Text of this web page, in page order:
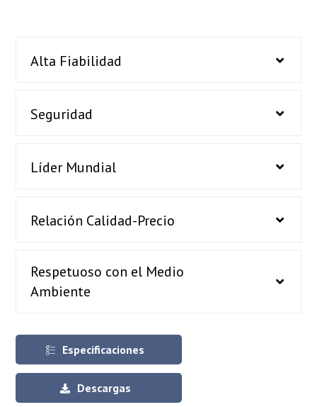
Alta Fiabilidad
Seguridad
Líder Mundial
Relación Calidad-Precio
Respetuoso con el Medio
Ambiente
Especificaciones
Descargas